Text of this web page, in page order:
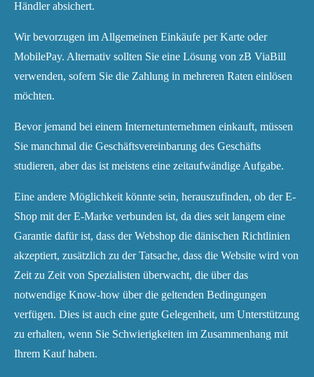
Händler absichert.
Wir bevorzugen im Allgemeinen Einkäufe per Karte oder
MobilePay. Alternativ sollten Sie eine Lösung von zB ViaBill
verwenden, sofern Sie die Zahlung in mehreren Raten einlösen
möchten.
Bevor jemand bei einem Internetunternehmen einkauft, müssen
Sie manchmal die Geschäftsvereinbarung des Geschäfts
studieren, aber das ist meistens eine zeitaufwändige Aufgabe.
Eine andere Möglichkeit könnte sein, herauszufinden, ob der E-
Shop mit der E-Marke verbunden ist, da dies seit langem eine
Garantie dafür ist, dass der Webshop die dänischen Richtlinien
akzeptiert, zusätzlich zu der Tatsache, dass die Website wird von
Zeit zu Zeit von Spezialisten überwacht, die über das
notwendige Know-how über die geltenden Bedingungen
verfügen. Dies ist auch eine gute Gelegenheit, um Unterstützung
zu erhalten, wenn Sie Schwierigkeiten im Zusammenhang mit
Ihrem Kauf haben.